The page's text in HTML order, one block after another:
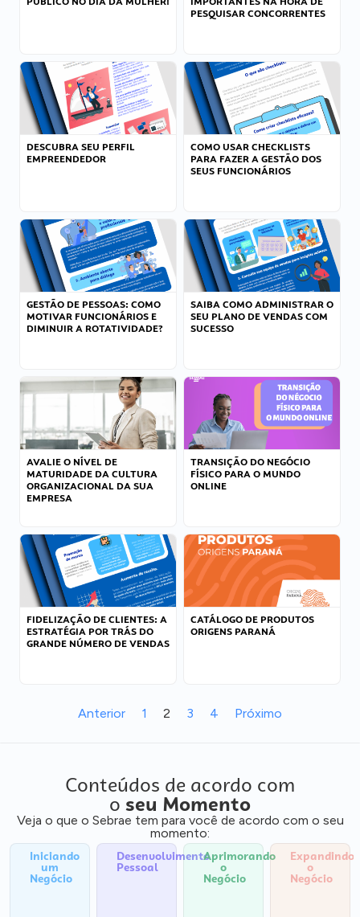
PESQUISAR CONCORRENTES
DESCUBRA SEU PERFIL
EMPREENDEDOR
COMO USAR CHECKLISTS
PARA FAZER A GESTÃO DOS
SEUS FUNCIONÁRIOS
GESTÃO DE PESSOAS: COMO
MOTIVAR FUNCIONÁRIOS E
DIMINUIR A ROTATIVIDADE?
SAIBA COMO ADMINISTRAR O
SEU PLANO DE VENDAS COM
SUCESSO
AVALIE O NÍVEL DE
MATURIDADE DA CULTURA
ORGANIZACIONAL DA SUA
EMPRESA
TRANSIÇÃO DO NEGÓCIO
FÍSICO PARA O MUNDO
ONLINE
FIDELIZAÇÃO DE CLIENTES: A
ESTRATÉGIA POR TRÁS DO
GRANDE NÚMERO DE VENDAS
CATÁLOGO DE PRODUTOS
ORIGENS PARANÁ
Anterior 1 2 3 4 Próximo
Conteúdos de acordo com
o seu Momento
Veja o que o Sebrae tem para você de acordo com o seu
momento:
Iniciando
um
Negócio
Desenvolvimento
Pessoal
Aprimorando
o
Negócio
Expandindo
o
Negócio